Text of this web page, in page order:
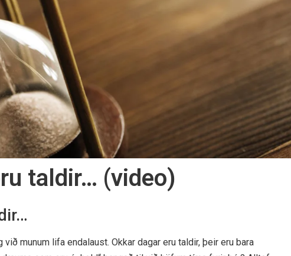
taldir… (video)
munum lifa endalaust. Okkar dagar eru taldir, þeir eru bara